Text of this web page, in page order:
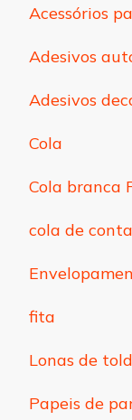
Acessórios
Adesivos
Adesivos
Cola
Cola branca
cola de
fita
Lonas de
Papeis de